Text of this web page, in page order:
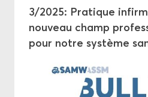
3/2025: Pra­tique
nou­veau champ
pour notre sys­tème